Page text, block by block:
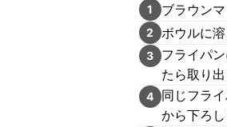
1 ブラウン
2 ボウルに
3
フライパ
たら取り
4
同じフラ
から下ろし